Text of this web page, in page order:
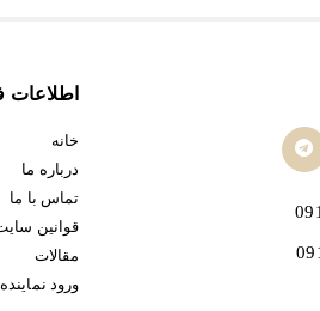
اطلاعات
خانه
درباره ما
تماس با ما
قوانین
مقالات
ورود نماینده